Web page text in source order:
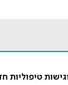
וגישות טיפוליות